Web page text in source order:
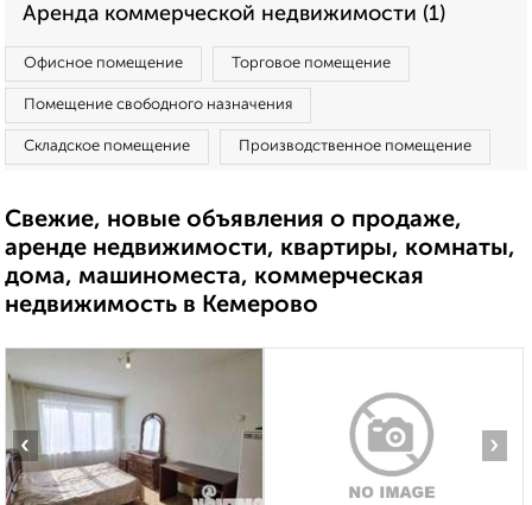
Аренда коммерческой недвижимости (1)
Офисное помещение Торговое помещение
Помещение свободного назначения
Складское помещение Производственное помещение
Свежие, новые объявления о продаже,
аренде недвижимости, квартиры, комнаты,
дома, машиноместа, коммерческая
недвижимость в Кемерово
‹ ›